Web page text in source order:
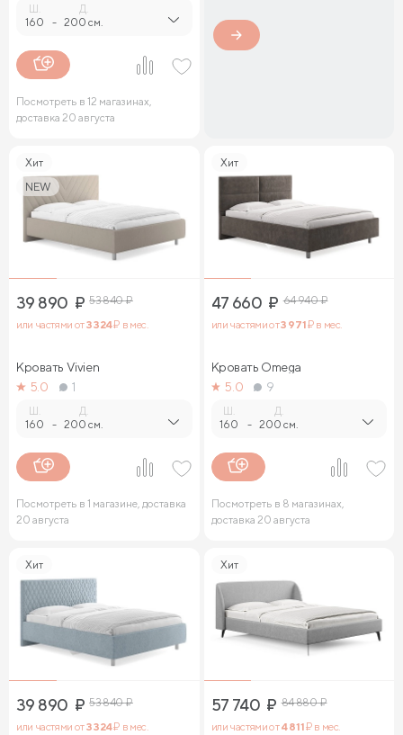
160 -
Д.
200 см.
Посмотреть в 12 магазинах,
доставка 20 августа
Хит
NEW
39 890 ₽ 53 840₽
или частями от3 324₽ в мес.
Кровать Vivien
5.0
1
160 -
Д.
200 см.
Посмотреть в 1 магазине, доставка
20 августа
Хит
47 660 ₽ 64 940₽
или частями от3 971₽ в мес.
Кровать Omega
5.0
9
160 -
Д.
200 см.
Посмотреть в 8 магазинах,
доставка 20 августа
Хит
39 890 ₽ 53 840₽
или частями от3 324₽ в мес.
Хит
57 740 ₽ 84 880₽
или частями от4 811₽ в мес.